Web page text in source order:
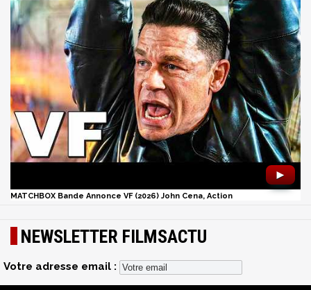
►
MATCHBOX Bande Annonce VF (2026) John Cena, Action
NEWSLETTER FILMSACTU
Votre adresse email :